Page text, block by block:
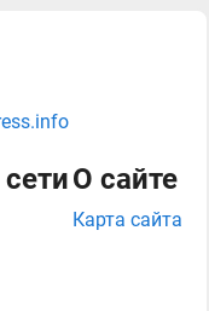
О сайте
Карта сайта